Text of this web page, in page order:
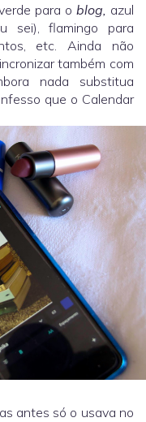
para o blog, azul
sei), flamingo para
etc. Ainda não
também com
nada substitua
que o Calendar
antes só o usava no